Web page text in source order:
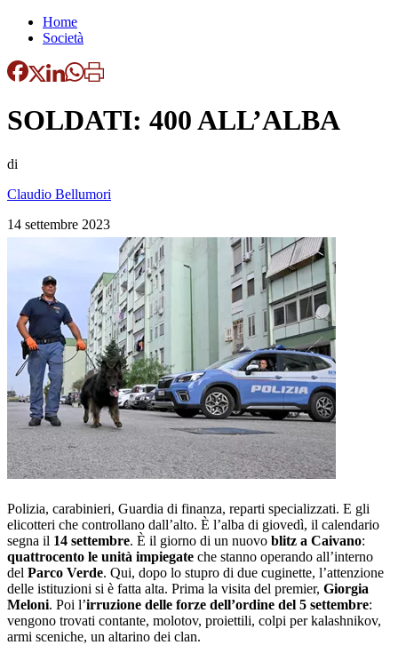
Home
Società
SOLDATI: 400 ALL’ALBA
di
Claudio Bellumori
14 settembre 2023
Polizia, carabinieri, Guardia di finanza, reparti specializzati. E gli
elicotteri che controllano dall’alto. È l’alba di giovedì, il calendario
segna il 14 settembre. È il giorno di un nuovo blitz a Caivano:
quattrocento le unità impiegate che stanno operando all’interno
del Parco Verde. Qui, dopo lo stupro di due cuginette, l’attenzione
delle istituzioni si è fatta alta. Prima la visita del premier, Giorgia
Meloni. Poi l’irruzione delle forze dell’ordine del 5 settembre:
vengono trovati contante, molotov, proiettili, colpi per kalashnikov,
armi sceniche, un altarino dei clan.